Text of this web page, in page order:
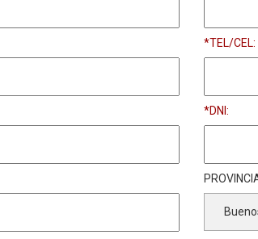
*TEL/CEL:
*DNI: